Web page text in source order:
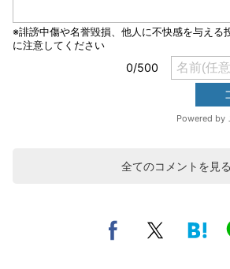
全てのコメントを見る